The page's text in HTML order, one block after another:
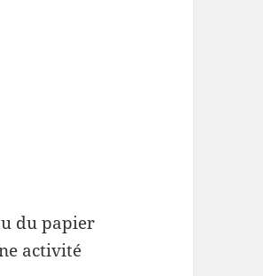
du papier
activité